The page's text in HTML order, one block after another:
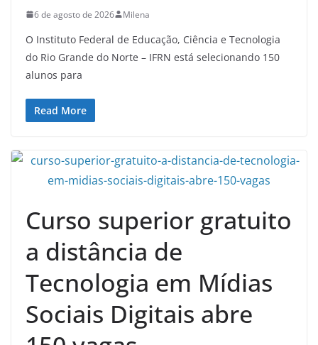
6 de agosto de 2026 Milena
O Instituto Federal de Educação, Ciência e Tecnologia
do Rio Grande do Norte – IFRN está selecionando 150
alunos para
Read More
Curso superior gratuito
a distância de
Tecnologia em Mídias
Sociais Digitais abre